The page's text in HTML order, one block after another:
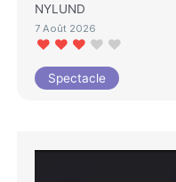
NYLUND
7 Août 2026
Spectacle